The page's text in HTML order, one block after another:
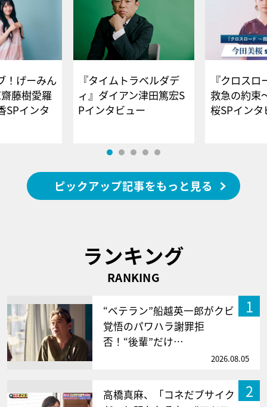
！げーみん
藤樹愛羅
SPインタ
『タイムトラベルダデ
ィ』ダイアン津田篤宏S
Pインタビュー
『クロス
救急の約束
桜SPイ
ピックアップ記事をもっと見る
ランキング
RANKING
1
“ベテラン”船越英一郎がクビ
覚悟のパワハラ謝罪拒
否！“後輩”だけ…
2026.08.05
2
高橋真麻、「コネだブサイク